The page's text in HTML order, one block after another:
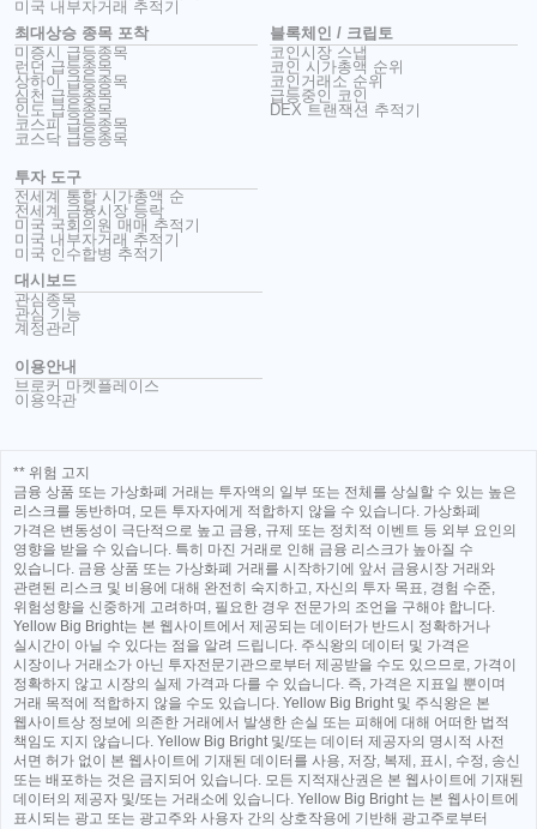
미국 내부자거래 추적기
최대상승 종목 포착
미증시 급등종목
런던 급등종목
상하이 급등종목
심천 급등종목
인도 급등종목
코스피 급등종목
코스닥 급등종목
투자 도구
전세계 통합 시가총액 순
전세계 금융시장 등락
미국 국회의원 매매 추적기
미국 내부자거래 추적기
미국 인수합병 추적기
블록체인 / 크립토
코인시장 스냅
코인 시가총액 순위
코인거래소 순위
급등중인 코인
DEX 트랜잭션 추적기
대시보드
관심종목
관심 기능
계정관리
이용안내
브로커 마켓플레이스
이용약관
** 위험 고지
금융 상품 또는 가상화폐 거래는 투자액의 일부 또는 전체를 상실할 수 있는 높은
리스크를 동반하며, 모든 투자자에게 적합하지 않을 수 있습니다. 가상화폐
가격은 변동성이 극단적으로 높고 금융, 규제 또는 정치적 이벤트 등 외부 요인의
영향을 받을 수 있습니다. 특히 마진 거래로 인해 금융 리스크가 높아질 수
있습니다. 금융 상품 또는 가상화폐 거래를 시작하기에 앞서 금융시장 거래와
관련된 리스크 및 비용에 대해 완전히 숙지하고, 자신의 투자 목표, 경험 수준,
위험성향을 신중하게 고려하며, 필요한 경우 전문가의 조언을 구해야 합니다.
Yellow Big Bright는 본 웹사이트에서 제공되는 데이터가 반드시 정확하거나
실시간이 아닐 수 있다는 점을 알려 드립니다. 주식왕의 데이터 및 가격은
시장이나 거래소가 아닌 투자전문기관으로부터 제공받을 수도 있으므로, 가격이
정확하지 않고 시장의 실제 가격과 다를 수 있습니다. 즉, 가격은 지표일 뿐이며
거래 목적에 적합하지 않을 수도 있습니다. Yellow Big Bright 및 주식왕은 본
웹사이트상 정보에 의존한 거래에서 발생한 손실 또는 피해에 대해 어떠한 법적
책임도 지지 않습니다. Yellow Big Bright 및/또는 데이터 제공자의 명시적 사전
서면 허가 없이 본 웹사이트에 기재된 데이터를 사용, 저장, 복제, 표시, 수정, 송신
또는 배포하는 것은 금지되어 있습니다. 모든 지적재산권은 본 웹사이트에 기재된
데이터의 제공자 및/또는 거래소에 있습니다. Yellow Big Bright 는 본 웹사이트에
표시되는 광고 또는 광고주와 사용자 간의 상호작용에 기반해 광고주로부터